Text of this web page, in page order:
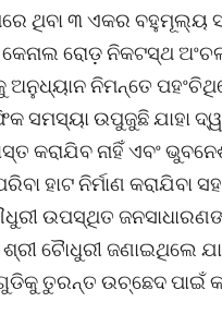
ଥିବା ୩ ଏକର ବହୁମୂଲ୍ୟ
କେନାଲ ରୋଡ଼ ନିକଟସ୍ଥ
ନିମନ୍ତେ
ଉପୁଜୁଛି ଯାହା
ନାହିଁ ଏବଂ
ହାଟ ନିର୍ମାଣ କରାଯିବା
ଉପସ୍ଥିତ
ଚୋୖଧୁରୀ ଜଣାଇଥିଲେ
ତୁରନ୍ତ ଉଚ୍ଛେଦ ପାଇଁ